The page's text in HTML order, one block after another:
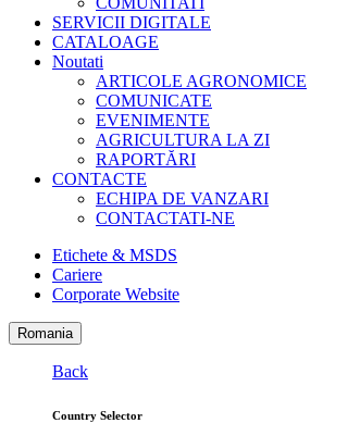
SERVICII DIGITALE
CATALOAGE
Noutati
ARTICOLE AGRONOMICE
COMUNICATE
EVENIMENTE
AGRICULTURA LA ZI
RAPORTĂRI
CONTACTE
ECHIPA DE VANZARI
CONTACTATI-NE
Etichete & MSDS
Cariere
Corporate Website
Romania
Back
Country Selector